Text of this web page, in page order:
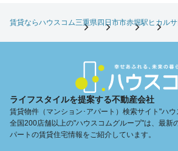
賃貸ならハウスコム三重県四日市市赤堀駅 ヒカル
ライフスタイルを提案する不動産会社
賃貸物件（マンション･アパート）検索サイト"ハウ
全国200店舗以上の"ハウスコムグループ"は、最新
パートの賃貸住宅情報をご紹介しています。